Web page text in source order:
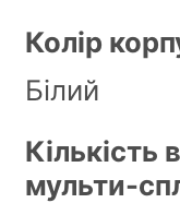
Колір
Білий
Кількість
мульти-